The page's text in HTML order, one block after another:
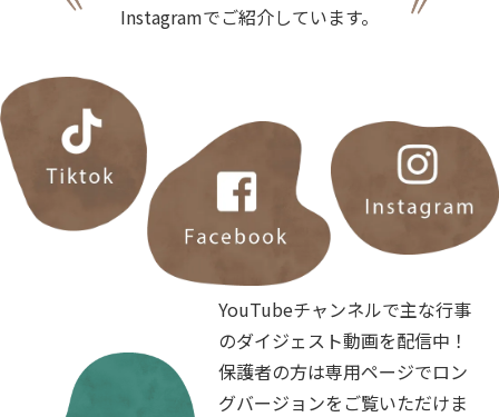
Instagramでご紹介しています。
YouTubeチャンネルで主な行事
のダイジェスト動画を配信中！
保護者の方は専用ページでロン
グバージョンをご覧いただけま